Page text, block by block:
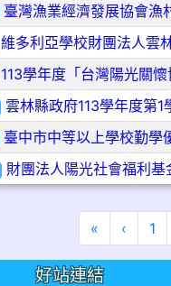
臺灣漁業經濟發展協會漁
維多利亞學校財團法人雲
113學年度「台灣陽光關懷
雲林縣政府113學年度第
臺中市中等以上學校勤學
財團法人陽光社會福利基
« 第一頁
‹ 上一頁
1
好站連結